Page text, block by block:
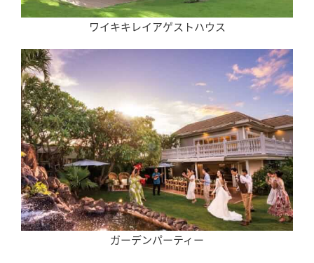
ワイキキレイアゲストハウス
ガーデンパーティー